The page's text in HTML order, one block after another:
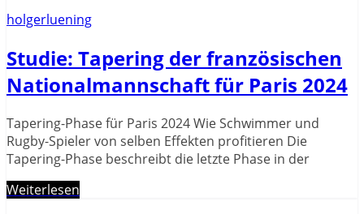
holgerluening
Studie: Tapering der französischen
Nationalmannschaft für Paris 2024
Tapering-Phase für Paris 2024 Wie Schwimmer und
Rugby-Spieler von selben Effekten profitieren Die
Tapering-Phase beschreibt die letzte Phase in der
Weiterlesen